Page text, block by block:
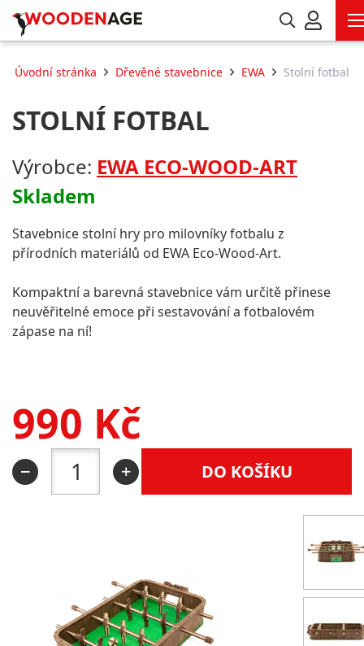
Úvodní stránka Dřevěné stavebnice EWA Stolní fotbal
STOLNÍ FOTBAL
Výrobce: EWA ECO-WOOD-ART
Skladem
Stavebnice stolní hry pro milovníky fotbalu z
přírodních materiálů od EWA Eco-Wood-Art.
Kompaktní a barevná stavebnice vám určitě přinese
neuvěřitelné emoce při sestavování a fotbalovém
zápase na ní!
990 Kč
DO KOŠÍKU